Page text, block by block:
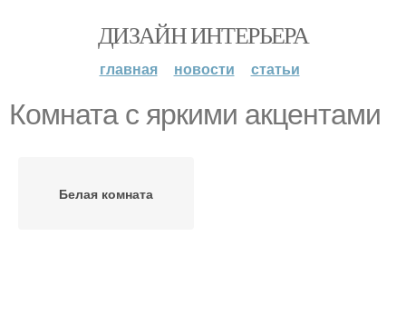
ДИЗАЙН ИНТЕРЬЕРА
главная новости статьи
Комната с яркими акцентами
Белая комната